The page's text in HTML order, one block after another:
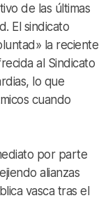
de las últimas
El sindicato
la reciente
al Sindicato
lo que
cuando
por parte
alianzas
vasca tras el